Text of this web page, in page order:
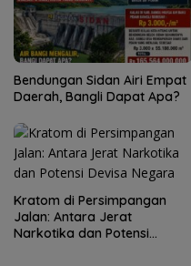
Bendungan Sidan Airi Empat
Daerah, Bangli Dapat Apa?
Kratom di Persimpangan
Jalan: Antara Jerat
Narkotika dan Potensi